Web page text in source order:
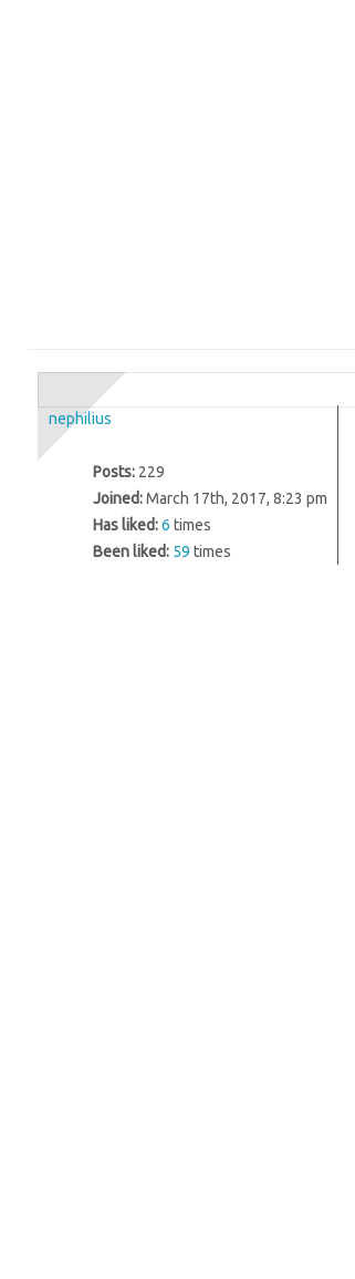
nephilius
Posts: 229
Joined:March 17th, 2017, 8:23 pm
Has liked:6 times
Been liked: 59 times